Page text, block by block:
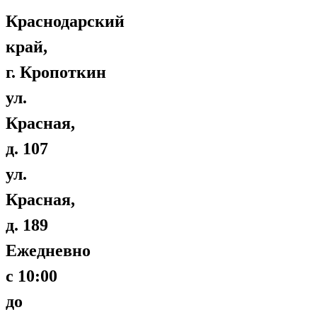
Краснодарский
край,
г. Кропоткин
ул.
Красная,
д. 107
ул.
Красная,
д. 189
Ежедневно
с 10:00
до